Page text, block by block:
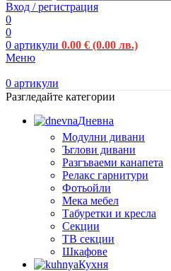
Вход / регистрация
0
0
0 артикули 0.00 € (0.00 лв.)
Меню
0 артикули
Разгледайте категории
Дневна
Модулни дивани
Ъглови дивани
Разгъваеми канапета
Релакс гарнитури
Фотьойли
Мека мебел
Табуретки и кресла
Секции
ТВ секции
Шкафове
Кухня